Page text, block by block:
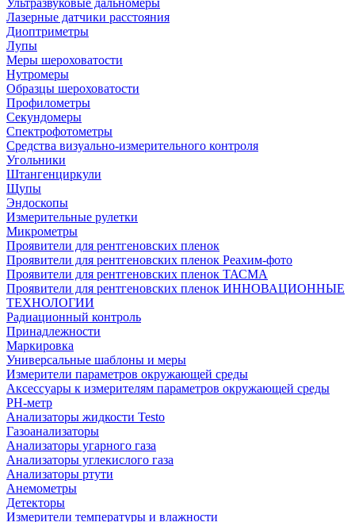
Ультразвуковые дальномеры
Лазерные датчики расстояния
Диоптриметры
Лупы
Меры шероховатости
Нутромеры
Образцы шероховатости
Профилометры
Секундомеры
Спектрофотометры
Средства визуально-измерительного контроля
Угольники
Штангенциркули
Щупы
Эндоскопы
Измерительные рулетки
Микрометры
Проявители для рентгеновских пленок
Проявители для рентгеновских пленок Реахим-фото
Проявители для рентгеновских пленок ТАСМА
Проявители для рентгеновских пленок ИННОВАЦИОННЫЕ
ТЕХНОЛОГИИ
Радиационный контроль
Принадлежности
Маркировка
Универсальные шаблоны и меры
Измерители параметров окружающей среды
Аксессуары к измерителям параметров окружающей среды
PH-метр
Анализаторы жидкости Testo
Газоанализаторы
Анализаторы угарного газа
Анализаторы углекислого газа
Анализаторы ртути
Анемометры
Детекторы
Измерители температуры и влажности